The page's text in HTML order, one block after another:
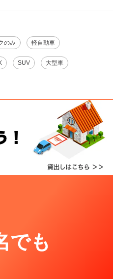
のみ 軽自動車
SUV 大型車
でも